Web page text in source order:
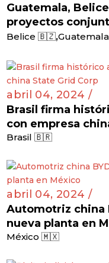
Guatemala,
proyectos
Belice 🇧🇿,
abril 04, 2024 /
Brasil firma
con empresa
Brasil 🇧🇷
abril 04, 2024 /
Automotriz china
nueva planta en
México 🇲🇽